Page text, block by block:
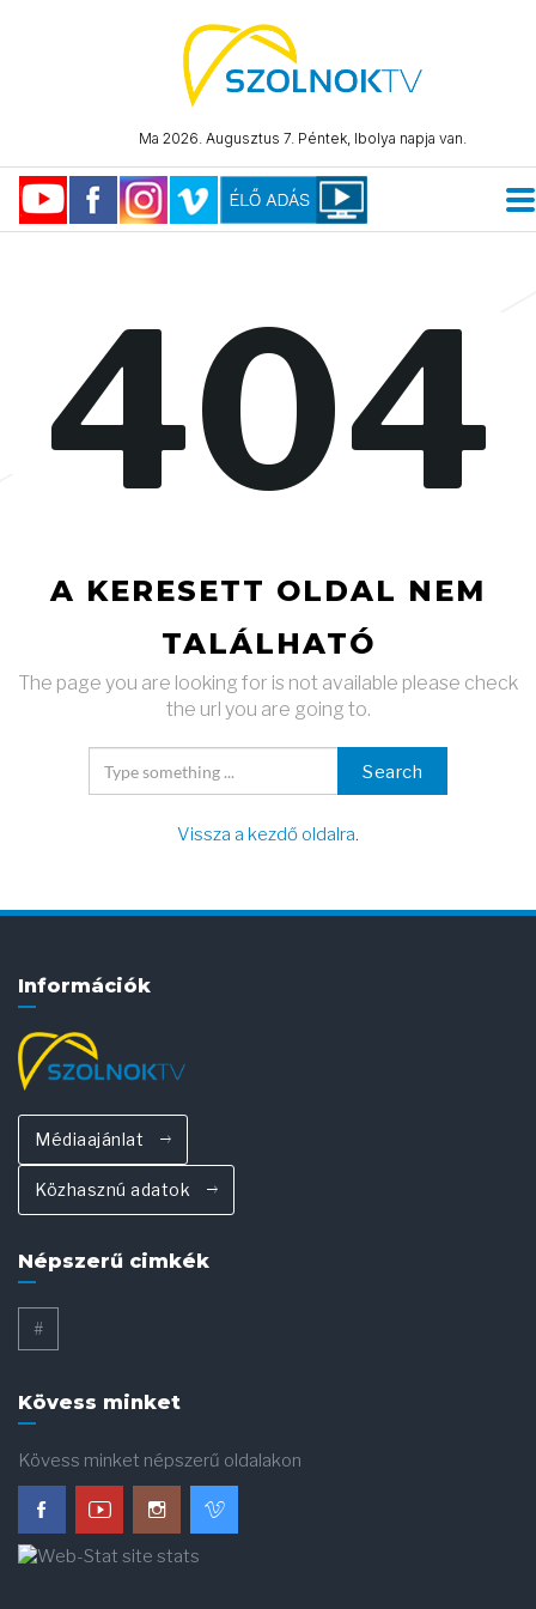
Ma 2026. Augusztus 7. Péntek, Ibolya napja van.
404
A KERESETT OLDAL NEM
TALÁLHATÓ
The page you are looking for is not available please check
the url you are going to.
Search
Vissza a kezdő oldalra.
Információk
Médiaajánlat
Közhasznú adatok
Népszerű cimkék
#
Kövess minket
Kövess minket népszerű oldalakon